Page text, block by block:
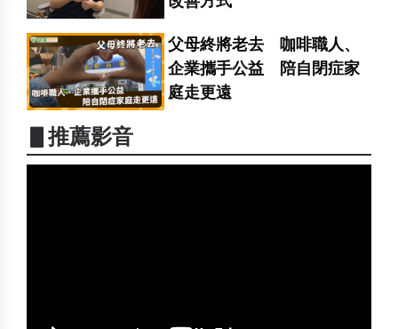
父母終將老去 咖啡職人、
企業攜手公益 陪自閉症家
庭走更遠
▋推薦影音